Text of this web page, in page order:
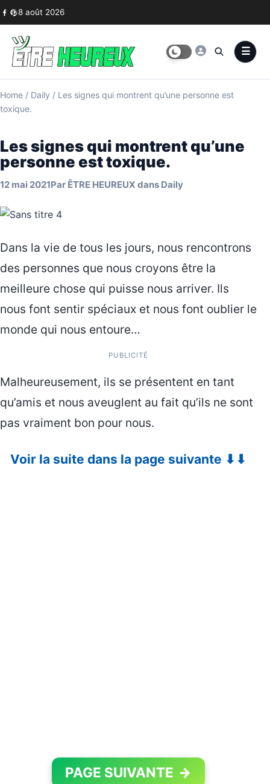
Skip to content
8 août 2026
Home / Daily / Les signes qui montrent qu’une personne est
toxique.
Les signes qui montrent qu’une
personne est toxique.
12 mai 2021Par ÊTRE HEUREUX dans Daily
Dans la vie de tous les jours, nous rencontrons
des personnes que nous croyons être la
meilleure chose qui puisse nous arriver. Ils
nous font sentir spéciaux et nous font oublier le
monde qui nous entoure…
PUBLICITÉ
Malheureusement, ils se présentent en tant
qu’amis et nous aveuglent au fait qu’ils ne sont
pas vraiment bon pour nous.
Voir la suite dans la page suivante ⬇⬇
PAGE SUIVANTE →